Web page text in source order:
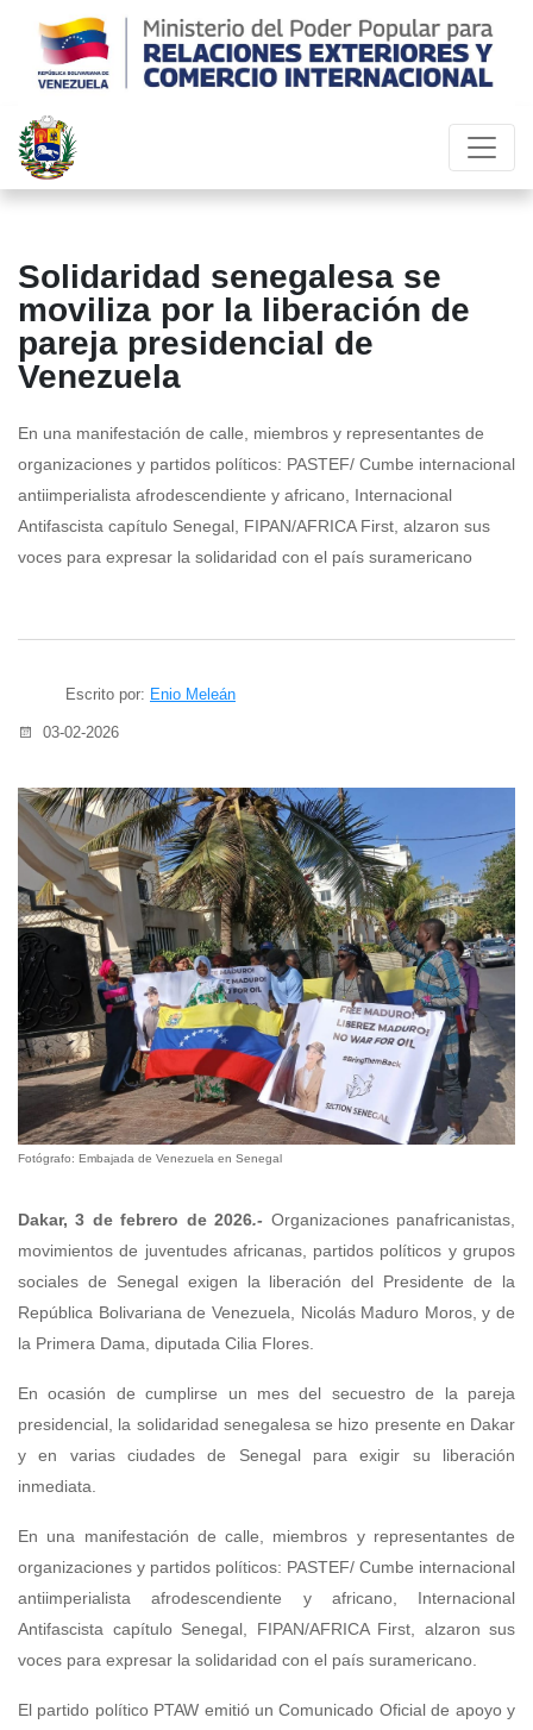
Solidaridad senegalesa se
moviliza por la liberación de
pareja presidencial de
Venezuela
En una manifestación de calle, miembros y representantes de
organizaciones y partidos políticos: PASTEF/ Cumbe internacional
antiimperialista afrodescendiente y africano, Internacional
Antifascista capítulo Senegal, FIPAN/AFRICA First, alzaron sus
voces para expresar la solidaridad con el país suramericano
Escrito por: Enio Meleán
03-02-2026
Fotógrafo: Embajada de Venezuela en Senegal
Dakar, 3 de febrero de 2026.- Organizaciones panafricanistas,
movimientos de juventudes africanas, partidos políticos y grupos
sociales de Senegal exigen la liberación del Presidente de la
República Bolivariana de Venezuela, Nicolás Maduro Moros, y de
la Primera Dama, diputada Cilia Flores.
En ocasión de cumplirse un mes del secuestro de la pareja
presidencial, la solidaridad senegalesa se hizo presente en Dakar
y en varias ciudades de Senegal para exigir su liberación
inmediata.
En una manifestación de calle, miembros y representantes de
organizaciones y partidos políticos: PASTEF/ Cumbe internacional
antiimperialista afrodescendiente y africano, Internacional
Antifascista capítulo Senegal, FIPAN/AFRICA First, alzaron sus
voces para expresar la solidaridad con el país suramericano.
El partido político PTAW emitió un Comunicado Oficial de apoyo y